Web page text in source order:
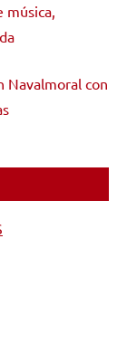
Navalmoral con